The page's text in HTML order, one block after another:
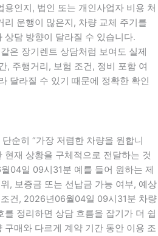
용인지, 법인 또는 개인사업자 비용 처
리 운행이 많은지, 차량 교체 주기를
상담 방향이 달라질 수 있습니다.
은 장기렌트 상담처럼 보여도 실제
, 주행거리, 보험 조건, 정비 포함 여
달라질 수 있기 때문에 정확한 확인
순히 “가장 저렴한 차량을 원합니
현재 상황을 구체적으로 전달하는 것
04일 09시31분 예를 들어 원하는 제
, 보증금 또는 선납금 가능 여부, 예상
건, 2026년06월04일 09시31분 차량
를 정리하면 상담 흐름을 잡기가 더 쉽
구매와 다르게 계약 기간 동안 이용 조